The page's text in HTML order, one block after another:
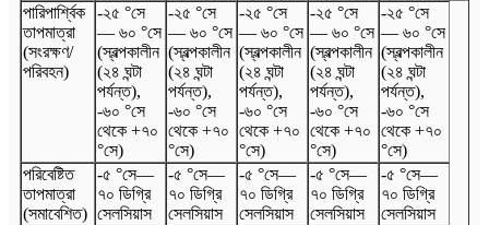
পারিপার্শ্বিক
তাপমাত্রা
(সংরক্ষণ/
পরিবহন)
-২৫ °সে
— ৬০ °সে
(স্বল্পকালীন
(২৪ ঘন্টা
পর্যন্ত),
-৬০ °সে
থেকে +৭০
°সে)
-২৫ °সে
— ৬০ °সে
(স্বল্পকালীন
(২৪ ঘন্টা
পর্যন্ত),
-৬০ °সে
থেকে +৭০
°সে)
-২৫ °সে
— ৬০ °সে
(স্বল্পকালীন
(২৪ ঘন্টা
পর্যন্ত),
-৬০ °সে
থেকে +৭০
°সে)
-২৫ °সে
— ৬০ °সে
(স্বল্পকালীন
(২৪ ঘন্টা
পর্যন্ত),
-৬০ °সে
থেকে +৭০
°সে)
-২৫ °সে
— ৬০ °সে
(স্বল্পকালীন
(২৪ ঘন্টা
পর্যন্ত),
-৬০ °সে
থেকে +৭০
°সে)
পরিবেষ্টিত
তাপমাত্রা
(সমাবেশিত)
-৫ °সে—
৭০ ডিগ্রি
সেলসিয়াস
-৫ °সে—
৭০ ডিগ্রি
সেলসিয়াস
-৫ °সে—
৭০ ডিগ্রি
সেলসিয়াস
-৫ °সে—
৭০ ডিগ্রি
সেলসিয়াস
-৫ °সে—
৭০ ডিগ্রি
সেলসিয়াস